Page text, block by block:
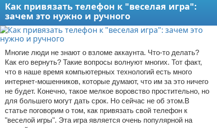
Как привязать телефон к "веселая игра":
зачем это нужно и ручного
Многие люди не знают о взломе аккаунта. Что-то делать?
Как его вернуть? Такие вопросы волнуют многих. Тот факт,
что в наше время компьютерных технологий есть много
интернет-мошенников, которые думают, что им за это ничего
не будет. Конечно, такое мелкое воровство простительно, но
для большего могут дать срок. Но сейчас не об этом.В
статье поговорим о том, как привязать свой телефон к
"веселой игры". Эта игра является очень популярной на